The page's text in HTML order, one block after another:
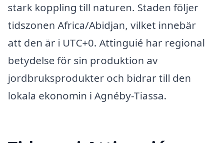
stark koppling till naturen. Staden följer
tidszonen Africa/Abidjan, vilket innebär
att den är i UTC+0. Attinguié har regional
betydelse för sin produktion av
jordbruksprodukter och bidrar till den
lokala ekonomin i Agnéby-Tiassa.